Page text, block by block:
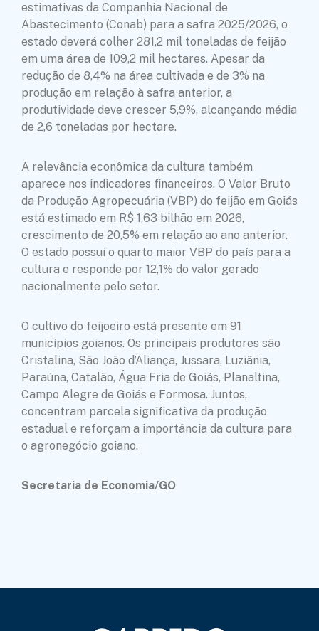
estimativas da Companhia Nacional de
Abastecimento (Conab) para a safra 2025/2026, o
estado deverá colher 281,2 mil toneladas de feijão
em uma área de 109,2 mil hectares. Apesar da
redução de 8,4% na área cultivada e de 3% na
produção em relação à safra anterior, a
produtividade deve crescer 5,9%, alcançando média
de 2,6 toneladas por hectare.
A relevância econômica da cultura também
aparece nos indicadores financeiros. O Valor Bruto
da Produção Agropecuária (VBP) do feijão em Goiás
está estimado em R$ 1,63 bilhão em 2026,
crescimento de 20,5% em relação ao ano anterior.
O estado possui o quarto maior VBP do país para a
cultura e responde por 12,1% do valor gerado
nacionalmente pelo setor.
O cultivo do feijoeiro está presente em 91
municípios goianos. Os principais produtores são
Cristalina, São João d’Aliança, Jussara, Luziânia,
Paraúna, Catalão, Água Fria de Goiás, Planaltina,
Campo Alegre de Goiás e Formosa. Juntos,
concentram parcela significativa da produção
estadual e reforçam a importância da cultura para
o agronegócio goiano.
Secretaria de Economia/GO